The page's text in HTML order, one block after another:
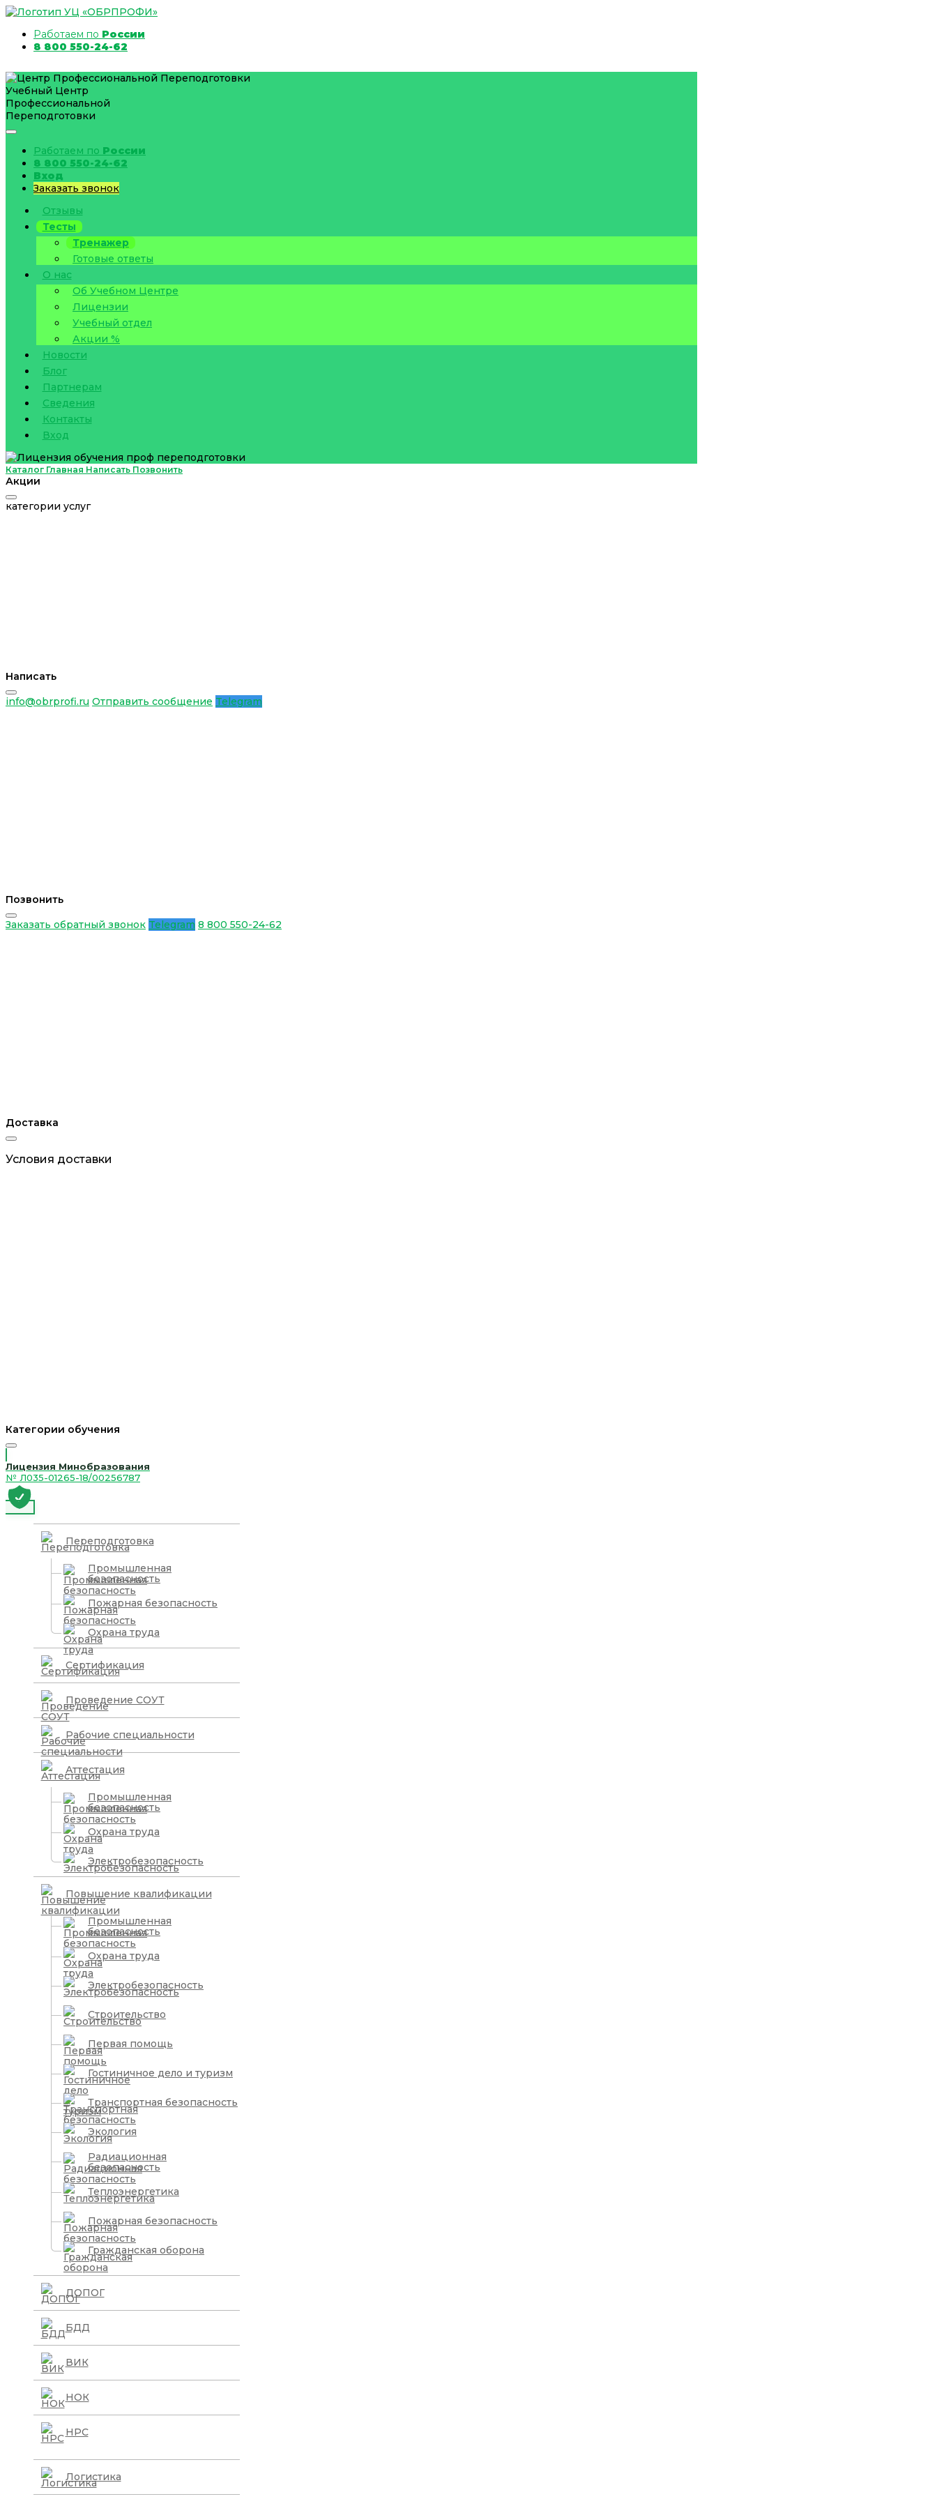
Работаем по России
8 800 550-24-62
Учебный Центр
Профессиональной
Переподготовки
Работаем по России
8 800 550-24-62
Вход
Заказать звонок
Отзывы
Тесты
Тренажер
Готовые ответы
О нас
Об Учебном Центре
Лицензии
Учебный отдел
Акции %
Новости
Блог
Партнерам
Сведения
Контакты
Вход
Каталог Главная Написать Позвонить
Акции
категории услуг
Написать
info@obrprofi.ru Отправить сообщение Telegram
Позвонить
Заказать обратный звонок Telegram 8 800 550-24-62
Доставка
Условия доставки
Категории обучения
Лицензия Минобразования
№ Л035-01265-18/00256787
Переподготовка
Промышленная
безопасность
Пожарная безопасность
Охрана труда
Сертификация
Проведение СОУТ
Рабочие специальности
Аттестация
Промышленная
безопасность
Охрана труда
Электробезопасность
Повышение квалификации
Промышленная
безопасность
Охрана труда
Электробезопасность
Строительство
Первая помощь
Гостиничное дело и туризм
Транспортная безопасность
Экология
Радиационная
безопасность
Теплоэнергетика
Пожарная безопасность
Гражданская оборона
ДОПОГ
БДД
ВИК
НОК
НРС
Логистика